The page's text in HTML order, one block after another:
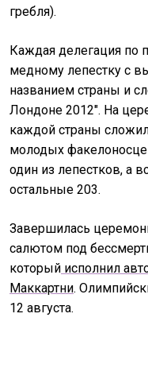
гребля).
Каждая делегация по
медному лепестку с
названием страны и
Лондоне 2012". На
каждой страны
молодых
один из лепестков, а
остальные 203.
Завершилась
салютом под
который исполнил
Маккартни.
12 августа.